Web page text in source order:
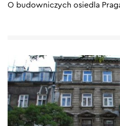
O budowniczych osiedla